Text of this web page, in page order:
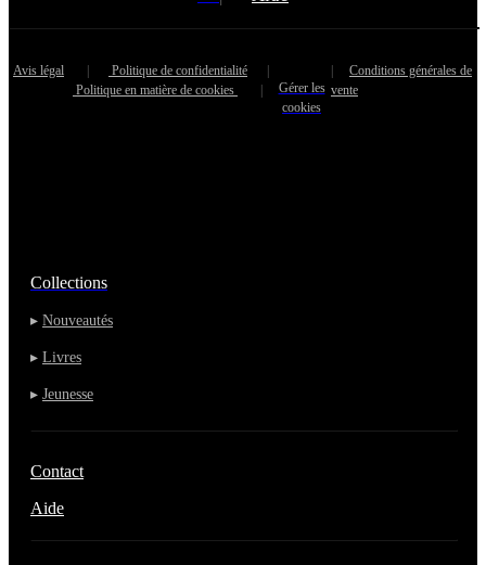
Avis légal | Politique de confidentialité
|
Politique en matière de cookies
|
Gérer les
cookies
| Conditions générales de
vente
Collections
▸ Nouveautés
▸ Livres
▸ Jeunesse
Contact
Aide